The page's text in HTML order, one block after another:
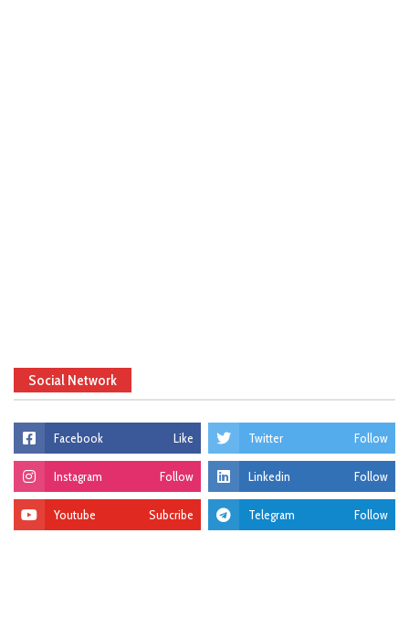
Social Network
Facebook Like Twitter Follow
Instagram Follow Linkedin Follow
Youtube Subcribe Telegram Follow